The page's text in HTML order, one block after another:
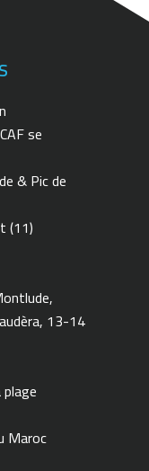
se
& Pic de
(11)
13-14
Maroc